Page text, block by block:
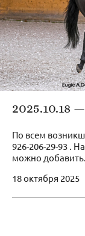
2025.10.18
По всем
926-206-29-93 .
можно
18 октября 2025